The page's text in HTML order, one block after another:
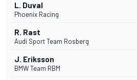
L. Duval
Phoenix Racing
R. Rast
Audi Sport Team Rosberg
J. Eriksson
BMW Team RBM